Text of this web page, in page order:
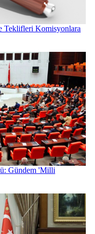
Teklifleri Komisyonlara
Gündem 'Milli